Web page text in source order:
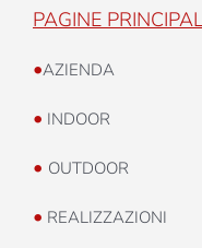
PAGINE
•AZIENDA
• INDOOR
• OUTDOOR
• REALIZZAZIONI